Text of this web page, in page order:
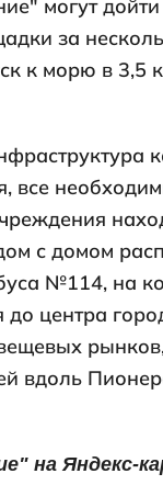
могут
за
к морю в 3,5
все
с домом
№114, на
центра
вдоль
на Яндекс-